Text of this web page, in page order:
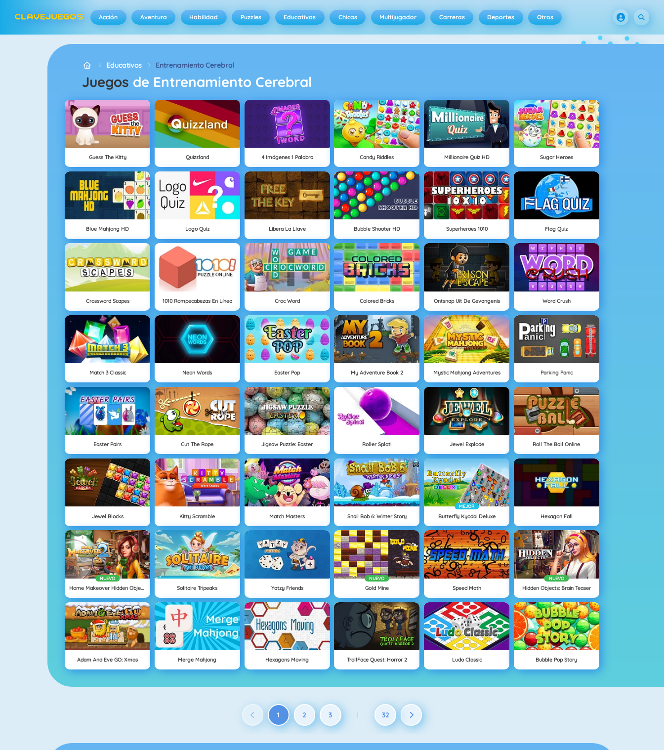
Acción Aventura Habilidad Puzzles Educativos Chicas Multijugador Carreras Deportes Otros
Educativos Entrenamiento Cerebral
Juegos de Entrenamiento Cerebral
Guess The Kitty Quizzland 4 Imágenes 1 Palabra Candy Riddles Millionaire Quiz HD Sugar Heroes
Blue Mahjong HD Logo Quiz Libera La Llave Bubble Shooter HD Superheroes 1010 Flag Quiz
Crossword Scapes 1010 Rompecabezas En Línea Croc Word Colored Bricks Ontsnap Uit De Gevangenis Word Crush
Match 3 Classic Neon Words Easter Pop My Adventure Book 2 Mystic Mahjong Adventures Parking Panic
Easter Pairs Cut The Rope Jigsaw Puzzle: Easter Roller Splat! Jewel Explode Roll The Ball Online
Jewel Blocks Kitty Scramble Match Masters Snail Bob 6: Winter Story
MEJOR
Butterfly Kyodai Deluxe Hexagon Fall
NUEVO
Home Makeover Hidden Object 2 Solitaire Tripeaks Yatzy Friends
NUEVO
Gold Mine Speed Math
NUEVO
Hidden Objects: Brain Teaser
Adam And Eve GO: Xmas Merge Mahjong Hexagons Moving TrollFace Quest: Horror 2 Ludo Classic Bubble Pop Story
1 2 3 | 32